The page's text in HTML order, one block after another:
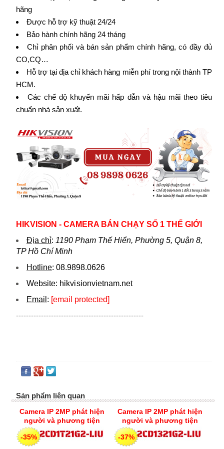
hãng
Được hỗ trợ kỹ thuật 24/24
Bảo hành chính hãng 24 tháng
Chỉ phân phối và bán sản phẩm chính hãng, có đầy đủ
CO,CQ…
Hỗ trợ tại địa chỉ khách hàng miễn phí trong nội thành TP
HCM.
Các chế độ khuyến mãi hấp dẫn và hậu mãi theo tiêu
chuẩn nhà sản xuất.
HIKVISION - CAMERA BÁN CHẠY SỐ 1 THẾ GIỚI
Địa chỉ: 1190 Phạm Thế Hiển, Phường 5, Quận 8,
TP Hồ Chí Minh
Hotline: 08.9898.0626
Website: hikvi sionvietnam.net
Email : [email protected]
---------------------------------------------------
Sản phẩm liên quan
Camera IP 2MP phát hiện
người và phương tiện
cùng chế độ thông minh
Hikvision DS-2CD1T21G2-
-35%
Camera IP 2MP phát hiện
người và phương tiện
cùng chế độ thông minh
Hikvision DS-2CD1321G2-
-37%